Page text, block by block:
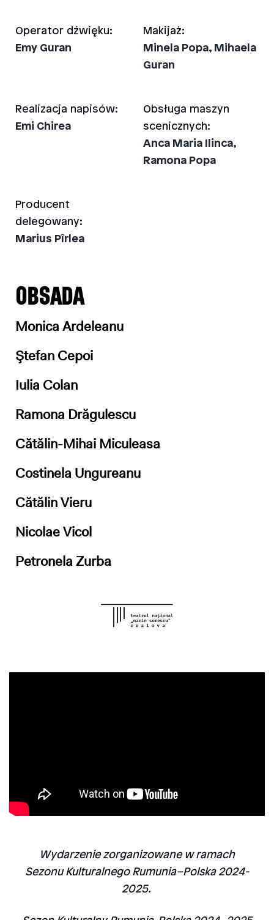
Operator dźwięku:
Emy Guran
Makijaż:
Minela Popa, Mihaela
Guran
Realizacja napisów:
Emi Chirea
Obsługa maszyn
scenicznych:
Anca Maria Ilinca,
Ramona Popa
Producent
delegowany:
Marius Pîrlea
OBSADA
Monica Ardeleanu
Ştefan Cepoi
Iulia Colan
Ramona Drăgulescu
Cătălin-Mihai Miculeasa
Costinela Ungureanu
Cătălin Vieru
Nicolae Vicol
Petronela Zurba
Wydarzenie zorganizowane w ramach
Sezonu Kulturalnego Rumunia–Polska 2024-
2025.